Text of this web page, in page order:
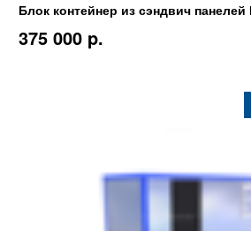
Блок контейнер из сэндвич
375 000 p.